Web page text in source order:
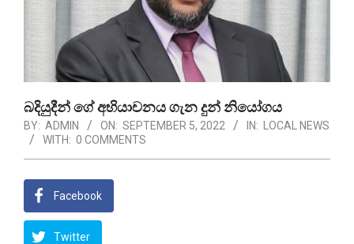
බදියුදීන් ගේ අභියාචනය ගැන දුන් නියෝගය
BY: ADMIN ON: SEPTEMBER 5, 2022 IN:
LOCAL NEWS
WITH: 0 COMMENTS
Facebook
Twitter